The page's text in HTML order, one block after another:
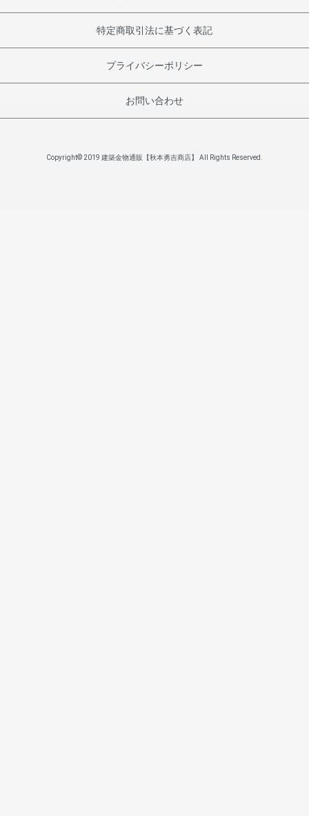
特定商取引法に基づく表記
プライバシーポリシー
お問い合わせ
Copyright© 2019 建築金物通販【秋本勇吉商店】 All Rights Reserved.